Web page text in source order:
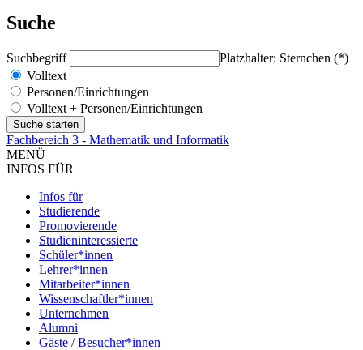
Suche
Suchbegriff
Platzhalter: Sternchen (*)
Volltext
Personen/Einrichtungen
Volltext + Personen/Einrichtungen
Fachbereich 3 - Mathematik und Informatik
MENÜ
INFOS FÜR
Infos für
Studierende
Promovierende
Studieninteressierte
Schüler*innen
Lehrer*innen
Mitarbeiter*innen
Wissenschaftler*innen
Unternehmen
Alumni
Gäste / Besucher*innen